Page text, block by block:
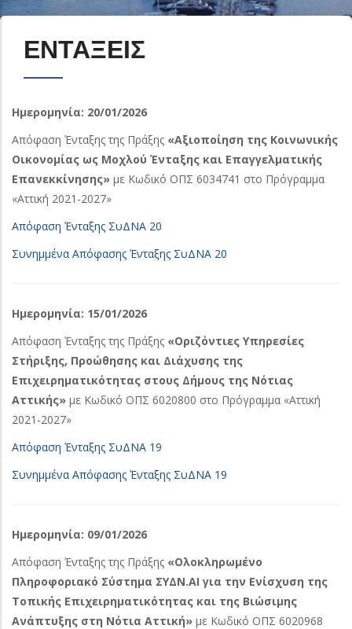
ΕΝΤΑΞΕΙΣ
Ημερομηνία: 20/01/2026
Απόφαση Ένταξης της Πράξης «Αξιοποίηση της Κοινωνικής
Οικονομίας ως Μοχλού Ένταξης και Επαγγελματικής
Επανεκκίνησης» με Κωδικό ΟΠΣ 6034741 στο Πρόγραμμα
«Αττική 2021-2027»
Απόφαση Ένταξης ΣυΔΝΑ 20
Συνημμένα Απόφασης Ένταξης ΣυΔΝΑ 20
Ημερομηνία: 15/01/2026
Απόφαση Ένταξης της Πράξης «Οριζόντιες Υπηρεσίες
Στήριξης, Προώθησης και Διάχυσης της
Επιχειρηματικότητας στους Δήμους της Νότιας
Αττικής» με Κωδικό ΟΠΣ 6020800 στο Πρόγραμμα «Αττική
2021-2027»
Απόφαση Ένταξης ΣυΔΝΑ 19
Συνημμένα Απόφασης Ένταξης ΣυΔΝΑ 19
Ημερομηνία: 09/01/2026
Απόφαση Ένταξης της Πράξης «Ολοκληρωμένο
Πληροφοριακό Σύστημα ΣΥΔΝ.ΑΙ για την Ενίσχυση της
Τοπικής Επιχειρηματικότητας και της Βιώσιμης
Ανάπτυξης στη Νότια Αττική» με Κωδικό ΟΠΣ 6020968